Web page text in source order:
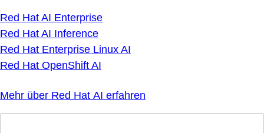
Red Hat AI Enterprise
Red Hat AI Inference
Red Hat Enterprise Linux AI
Red Hat OpenShift AI
Mehr über Red Hat AI erfahren